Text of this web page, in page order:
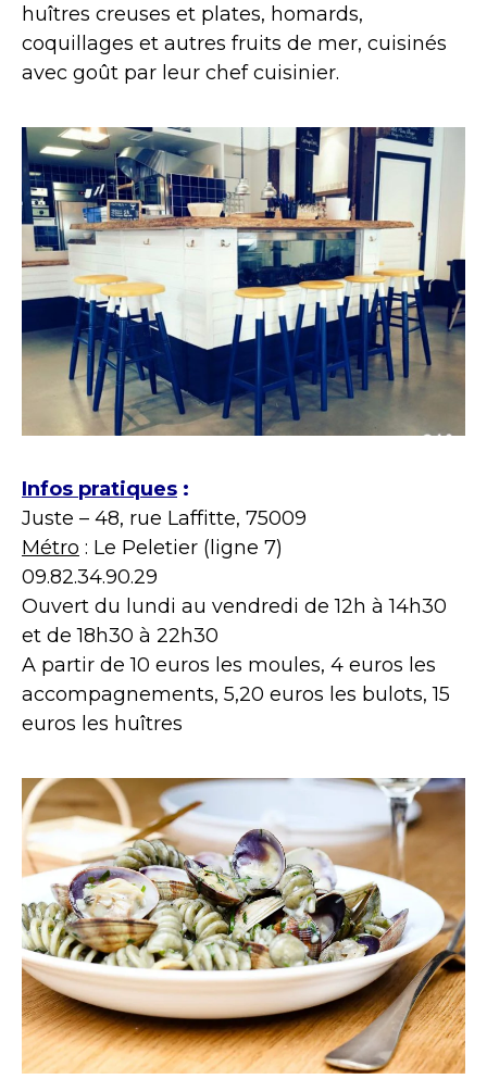
huîtres creuses et plates, homards,
coquillages et autres fruits de mer, cuisinés
avec goût par leur chef cuisinier.
Infos pratiques :
Juste – 48, rue Laffitte, 75009
Métro : Le Peletier (ligne 7)
09.82.34.90.29
Ouvert du lundi au vendredi de 12h à 14h30
et de 18h30 à 22h30
A partir de 10 euros les moules, 4 euros les
accompagnements, 5,20 euros les bulots, 15
euros les huîtres